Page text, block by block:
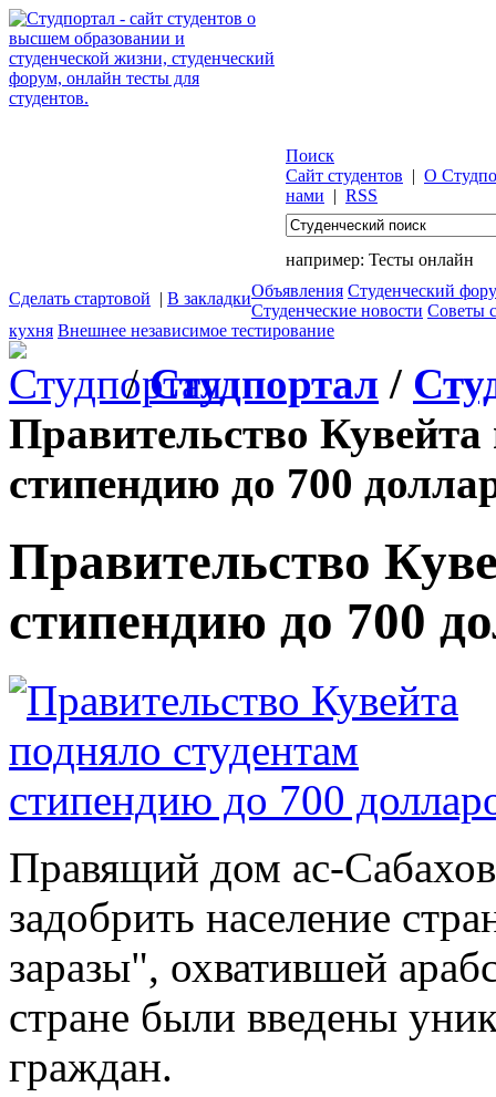
Поиск
Сайт студентов | О
нами | RSS
например: Тесты онлайн
Сделать стартовой | В закладкиОбъявления Студенческий
Студенческие новости Советы
кухня Внешнее независимое тестирование
/Студпортал /
Правительство Кувейта
стипендию до 700
Правительство
стипендию до 700
Правящий дом ас-
задобрить население
заразы", охватившей
стране были введены
граждан.